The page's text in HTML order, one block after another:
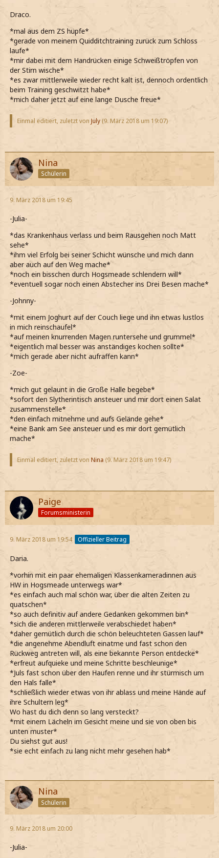
Draco.
*mal aus dem ZS hüpfe*
*gerade von meinem Quidditchtraining zurück zum Schloss
laufe*
*mir dabei mit dem Handrücken einige Schweißtröpfen von
der Stirn wische*
*es zwar mittlerweile wieder recht kalt ist, dennoch ordentlich
beim Training geschwitzt habe*
*mich daher jetzt auf eine lange Dusche freue*
Einmal editiert, zuletzt von July (9. März 2018 um 19:07)
Nina
Schülerin
9. März 2018 um 19:45
-Julia-
*das Krankenhaus verlass und beim Rausgehen noch Matt
sehe*
*ihm viel Erfolg bei seiner Schicht wünsche und mich dann
aber auch auf den Weg mache*
*noch ein bisschen durch Hogsmeade schlendern will*
*eventuell sogar noch einen Abstecher ins Drei Besen mache*
-Johnny-
*mit einem Joghurt auf der Couch liege und ihn etwas lustlos
in mich reinschaufel*
*auf meinen knurrenden Magen runtersehe und grummel*
*eigentlich mal besser was anständiges kochen sollte*
*mich gerade aber nicht aufraffen kann*
-Zoe-
*mich gut gelaunt in die Große Halle begebe*
*sofort den Slytherintisch ansteuer und mir dort einen Salat
zusammenstelle*
*den einfach mitnehme und aufs Gelände gehe*
*eine Bank am See ansteuer und es mir dort gemütlich
mache*
Einmal editiert, zuletzt von Nina (9. März 2018 um 19:47)
Paige
Forumsministerin
9. März 2018 um 19:54 Offizieller Beitrag
Daria.
*vorhin mit ein paar ehemaligen Klassenkameradinnen aus
HW in Hogsmeade unterwegs war*
*es einfach auch mal schön war, über die alten Zeiten zu
quatschen*
*so auch definitiv auf andere Gedanken gekommen bin*
*sich die anderen mittlerweile verabschiedet haben*
*daher gemütlich durch die schön beleuchteten Gassen lauf*
*die angenehme Abendluft einatme und fast schon den
Rückweg antreten will, als eine bekannte Person entdecke*
*erfreut aufquieke und meine Schritte beschleunige*
*Juls fast schon über den Haufen renne und ihr stürmisch um
den Hals falle*
*schließlich wieder etwas von ihr ablass und meine Hände auf
ihre Schultern leg*
Wo hast du dich denn so lang versteckt?
*mit einem Lächeln im Gesicht meine und sie von oben bis
unten muster*
Du siehst gut aus!
*sie echt einfach zu lang nicht mehr gesehen hab*
Nina
Schülerin
9. März 2018 um 20:00
-Julia-